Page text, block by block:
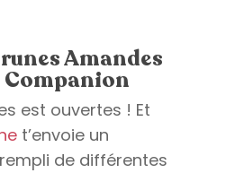
Amandes
Companion
est ouvertes ! Et
t’envoie un
de différentes